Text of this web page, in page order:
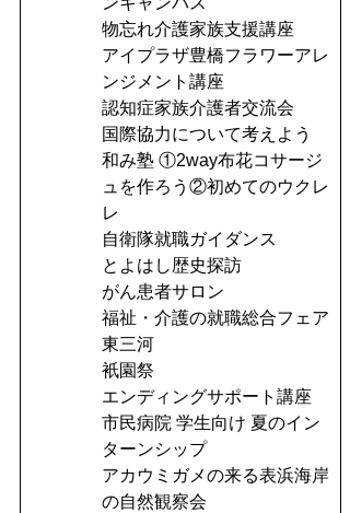
物忘れ介護家族支援講座
アイプラザ豊橋フラワーアレ
ンジメント講座
認知症家族介護者交流会
国際協力について考えよう
和み塾 ①2way布花コサージ
ュを作ろう②初めてのウクレ
レ
自衛隊就職ガイダンス
とよはし歴史探訪
がん患者サロン
福祉・介護の就職総合フェア
東三河
衹園祭
エンディングサポート講座
市民病院 学生向け 夏のイン
ターンシップ
アカウミガメの来る表浜海岸
の自然観察会